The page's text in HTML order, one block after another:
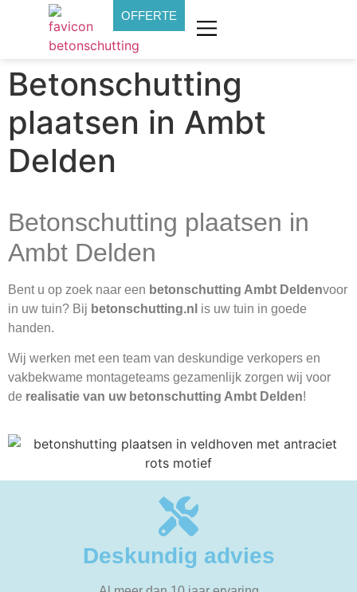
OFFERTE
Betonschutting
plaatsen in Ambt
Delden
Betonschutting plaatsen in
Ambt Delden
Bent u op zoek naar een betonschutting Ambt Deldenvoor
in uw tuin? Bij betonschutting.nl is uw tuin in goede
handen.
Wij werken met een team van deskundige verkopers en
vakbekwame montageteams gezamenlijk zorgen wij voor
de realisatie van uw betonschutting Ambt Delden!
Deskundig advies